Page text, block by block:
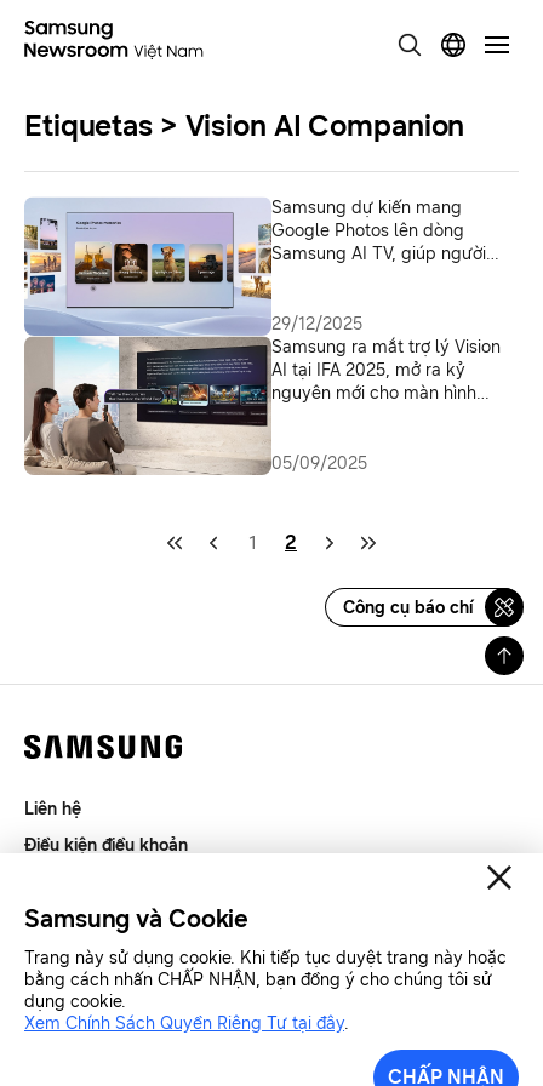
Etiquetas > Vision AI Companion
Samsung dự kiến mang
Google Photos lên dòng
Samsung AI TV, giúp người
lớn
29/12/2025
Samsung ra mắt trợ lý Vision
AI tại IFA 2025, mở ra kỷ
nguyên mới cho màn hình
05/09/2025
1 2
Công cụ báo chí
Liên hệ
Điều kiện điều khoản
SAMSUNG.COM
Copyright© SAMSUNG All Rights Reserved.
Samsung Xin chào
Samsung và Cookie
Trang này sử dụng cookie. Khi tiếp tục duyệt trang này hoặc
bằng cách nhấn CHẤP NHẬN, bạn đồng ý cho chúng tôi sử
dụng cookie.
Xem Chính Sách Quyền Riêng Tư tại đây.
CHẤP NHẬN